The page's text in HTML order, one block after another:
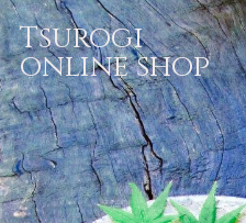
Tsurogi
online shop